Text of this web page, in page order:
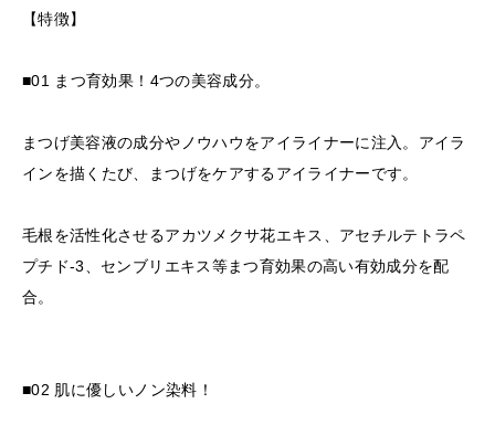
【特徴】
■01 まつ育効果！4つの美容成分。
まつげ美容液の成分やノウハウをアイライナーに注入。アイラ
インを描くたび、まつげをケアするアイライナーです。
毛根を活性化させるアカツメクサ花エキス、アセチルテトラペ
プチド-3、センブリエキス等まつ育効果の高い有効成分を配
合。
■02 肌に優しいノン染料！